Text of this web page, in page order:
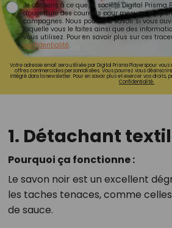
Je consens à ce que la société Digital Prisma
d'ouverture des courriels pour mesurer et
campagnes. Nous pourrons savoir si vous
laquelle vous le faites ainsi que des
vous utilisez. Pour en savoir plus sur ces
confidentialité.
Votre adresse email sera utilisée par Digital Prisma Playerspour
offres commerciales personnalisées. Vous pourrez vous
intégré dans la newsletter. Pour en savoir plus et exercer vos droits,
Confidentialité.
1. Détachant
Pourquoi ça fonctionne :
Le savon noir est un excellent
les taches tenaces, comme
de sauce.